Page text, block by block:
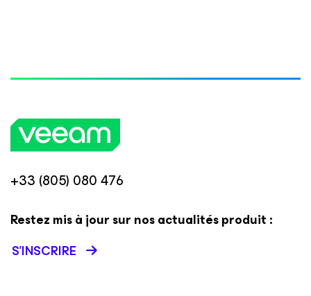
+33 (805) 080 476
Restez mis à jour sur nos actualités produit :
S’INSCRIRE